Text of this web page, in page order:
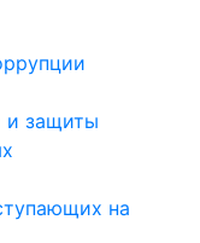
и защиты
на